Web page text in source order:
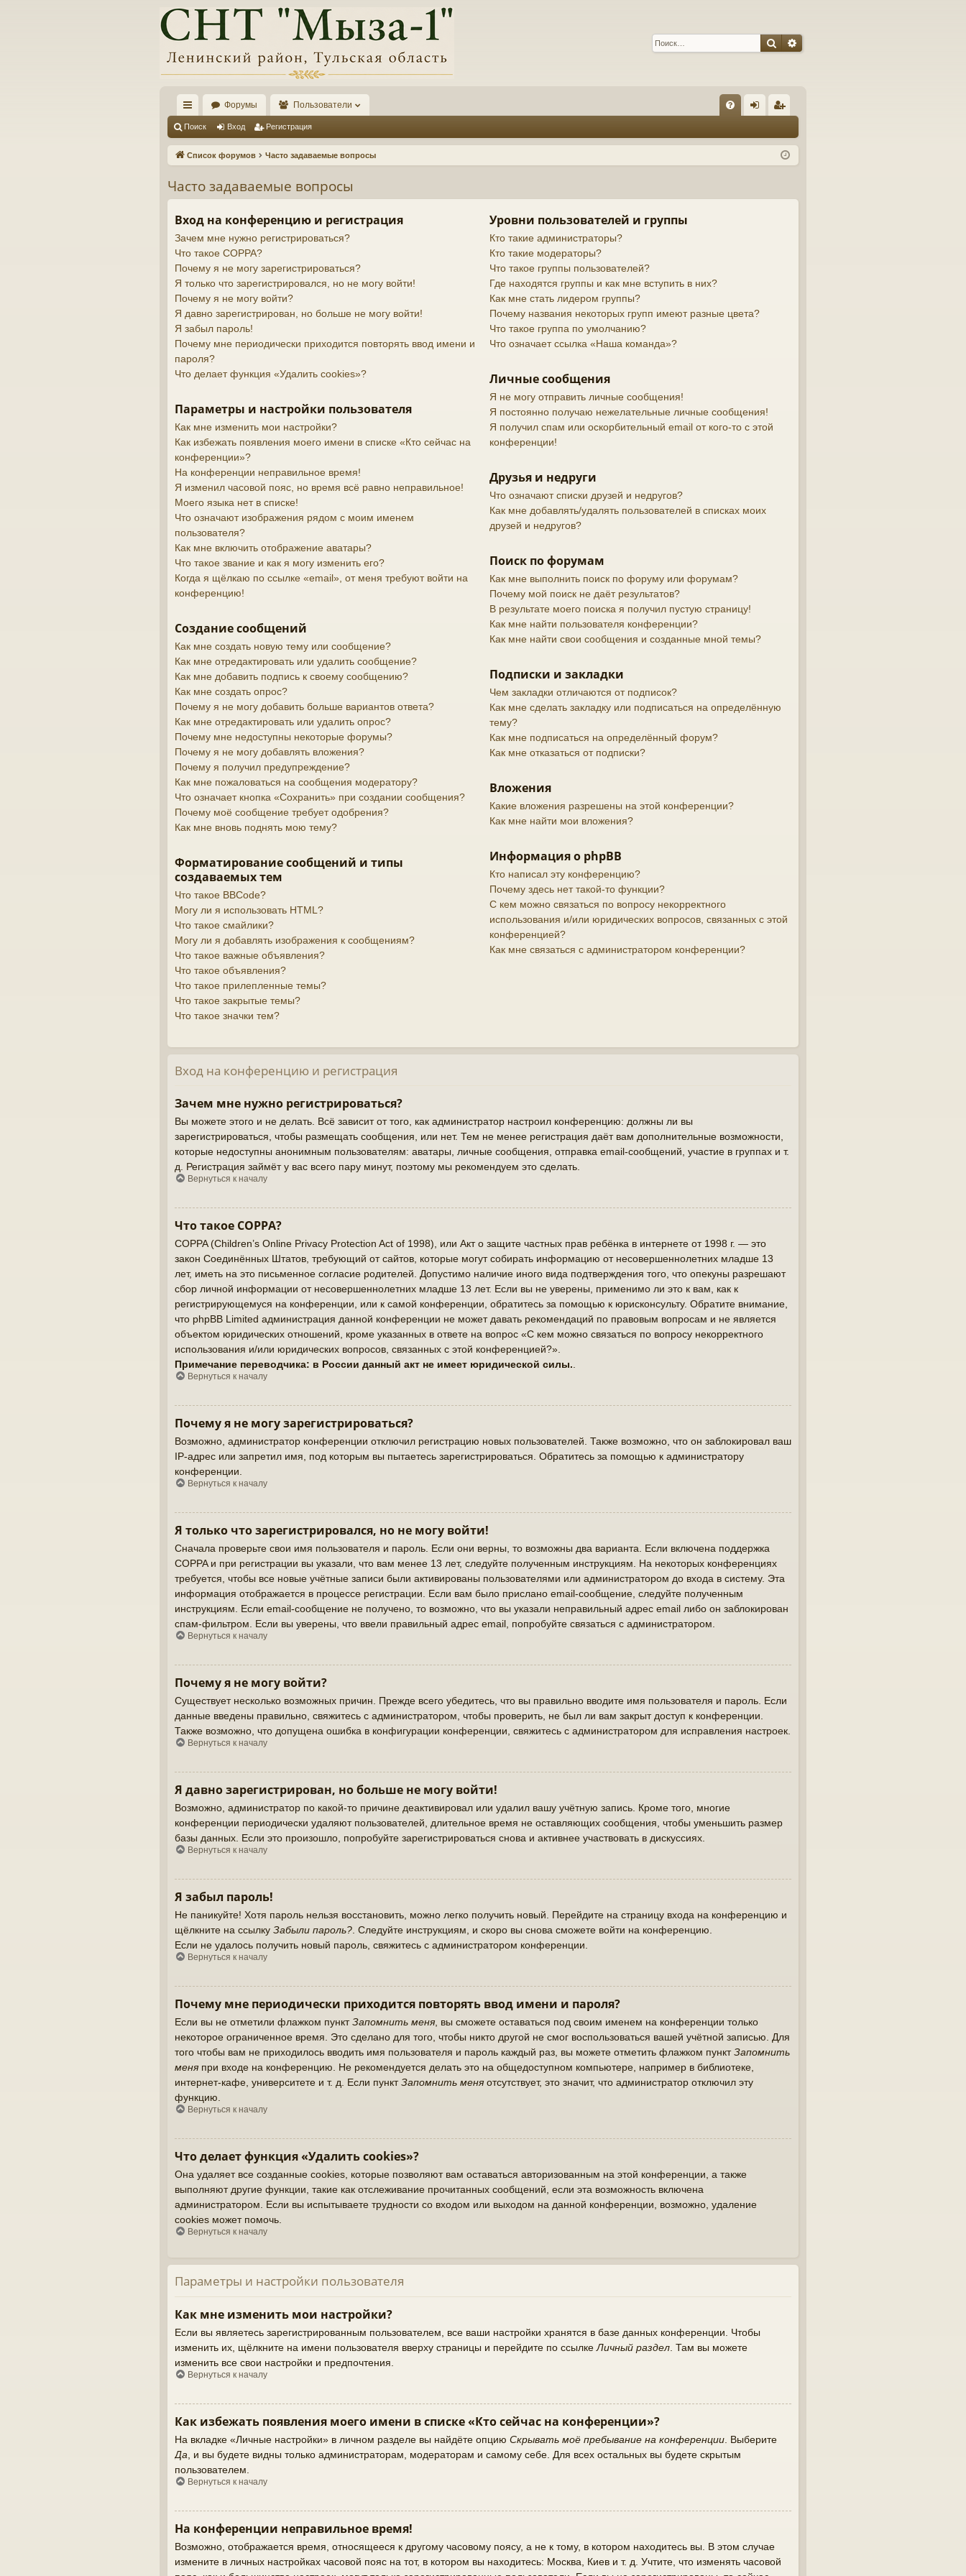
ПоискРасширенный поиск
с
ы
и
Форумы Пользователи
Q д ис
Поиск Вход Регистрация
Список форумов Часто задаваемые вопросы
Часто задаваемые вопросы
Вход на конференцию и регистрация
Зачем мне нужно регистрироваться?
Что такое COPPA?
Почему я не могу зарегистрироваться?
Я только что зарегистрировался, но не могу войти!
Почему я не могу войти?
Я давно зарегистрирован, но больше не могу войти!
Я забыл пароль!
Почему мне периодически приходится повторять ввод имени и
пароля?
Что делает функция «Удалить cookies»?
Параметры и настройки пользователя
Как мне изменить мои настройки?
Как избежать появления моего имени в списке «Кто сейчас на
конференции»?
На конференции неправильное время!
Я изменил часовой пояс, но время всё равно неправильное!
Моего языка нет в списке!
Что означают изображения рядом с моим именем
пользователя?
Как мне включить отображение аватары?
Что такое звание и как я могу изменить его?
Когда я щёлкаю по ссылке «email», от меня требуют войти на
конференцию!
Создание сообщений
Как мне создать новую тему или сообщение?
Как мне отредактировать или удалить сообщение?
Как мне добавить подпись к своему сообщению?
Как мне создать опрос?
Почему я не могу добавить больше вариантов ответа?
Как мне отредактировать или удалить опрос?
Почему мне недоступны некоторые форумы?
Почему я не могу добавлять вложения?
Почему я получил предупреждение?
Как мне пожаловаться на сообщения модератору?
Что означает кнопка «Сохранить» при создании сообщения?
Почему моё сообщение требует одобрения?
Как мне вновь поднять мою тему?
Форматирование сообщений и типы
создаваемых тем
Что такое BBCode?
Могу ли я использовать HTML?
Что такое смайлики?
Могу ли я добавлять изображения к сообщениям?
Что такое важные объявления?
Что такое объявления?
Что такое прилепленные темы?
Что такое закрытые темы?
Что такое значки тем?
Уровни пользователей и группы
Кто такие администраторы?
Кто такие модераторы?
Что такое группы пользователей?
Где находятся группы и как мне вступить в них?
Как мне стать лидером группы?
Почему названия некоторых групп имеют разные цвета?
Что такое группа по умолчанию?
Что означает ссылка «Наша команда»?
Личные сообщения
Я не могу отправить личные сообщения!
Я постоянно получаю нежелательные личные сообщения!
Я получил спам или оскорбительный email от кого-то с этой
конференции!
Друзья и недруги
Что означают списки друзей и недругов?
Как мне добавлять/удалять пользователей в списках моих
друзей и недругов?
Поиск по форумам
Как мне выполнить поиск по форуму или форумам?
Почему мой поиск не даёт результатов?
В результате моего поиска я получил пустую страницу!
Как мне найти пользователя конференции?
Как мне найти свои сообщения и созданные мной темы?
Подписки и закладки
Чем закладки отличаются от подписок?
Как мне сделать закладку или подписаться на определённую
тему?
Как мне подписаться на определённый форум?
Как мне отказаться от подписки?
Вложения
Какие вложения разрешены на этой конференции?
Как мне найти мои вложения?
Информация о phpBB
Кто написал эту конференцию?
Почему здесь нет такой-то функции?
С кем можно связаться по вопросу некорректного
использования и/или юридических вопросов, связанных с этой
конференцией?
Как мне связаться с администратором конференции?
Вход на конференцию и регистрация
Зачем мне нужно регистрироваться?
Вы можете этого и не делать. Всё зависит от того, как администратор настроил конференцию: должны ли вы
зарегистрироваться, чтобы размещать сообщения, или нет. Тем не менее регистрация даёт вам дополнительные возможности,
которые недоступны анонимным пользователям: аватары, личные сообщения, отправка email-сообщений, участие в группах и т.
д. Регистрация займёт у вас всего пару минут, поэтому мы рекомендуем это сделать.
Вернуться к началу
Что такое COPPA?
COPPA (Children’s Online Privacy Protection Act of 1998), или Акт о защите частных прав ребёнка в интернете от 1998 г. — это
закон Соединённых Штатов, требующий от сайтов, которые могут собирать информацию от несовершеннолетних младше 13
лет, иметь на это письменное согласие родителей. Допустимо наличие иного вида подтверждения того, что опекуны разрешают
сбор личной информации от несовершеннолетних младше 13 лет. Если вы не уверены, применимо ли это к вам, как к
регистрирующемуся на конференции, или к самой конференции, обратитесь за помощью к юрисконсульту. Обратите внимание,
что phpBB Limited администрация данной конференции не может давать рекомендаций по правовым вопросам и не является
объектом юридических отношений, кроме указанных в ответе на вопрос «С кем можно связаться по вопросу некорректного
использования и/или юридических вопросов, связанных с этой конференцией?».
Примечание переводчика: в России данный акт не имеет юридической силы..
Вернуться к началу
Почему я не могу зарегистрироваться?
Возможно, администратор конференции отключил регистрацию новых пользователей. Также возможно, что он заблокировал ваш
IP-адрес или запретил имя, под которым вы пытаетесь зарегистрироваться. Обратитесь за помощью к администратору
конференции.
Вернуться к началу
Я только что зарегистрировался, но не могу войти!
Сначала проверьте свои имя пользователя и пароль. Если они верны, то возможны два варианта. Если включена поддержка
COPPA и при регистрации вы указали, что вам менее 13 лет, следуйте полученным инструкциям. На некоторых конференциях
требуется, чтобы все новые учётные записи были активированы пользователями или администратором до входа в систему. Эта
информация отображается в процессе регистрации. Если вам было прислано email-сообщение, следуйте полученным
инструкциям. Если email-сообщение не получено, то возможно, что вы указали неправильный адрес email либо он заблокирован
спам-фильтром. Если вы уверены, что ввели правильный адрес email, попробуйте связаться с администратором.
Вернуться к началу
Почему я не могу войти?
Существует несколько возможных причин. Прежде всего убедитесь, что вы правильно вводите имя пользователя и пароль. Если
данные введены правильно, свяжитесь с администратором, чтобы проверить, не был ли вам закрыт доступ к конференции.
Также возможно, что допущена ошибка в конфигурации конференции, свяжитесь с администратором для исправления настроек.
Вернуться к началу
Я давно зарегистрирован, но больше не могу войти!
Возможно, администратор по какой-то причине деактивировал или удалил вашу учётную запись. Кроме того, многие
конференции периодически удаляют пользователей, длительное время не оставляющих сообщения, чтобы уменьшить размер
базы данных. Если это произошло, попробуйте зарегистрироваться снова и активнее участвовать в дискуссиях.
Вернуться к началу
Я забыл пароль!
Не паникуйте! Хотя пароль нельзя восстановить, можно легко получить новый. Перейдите на страницу входа на конференцию и
щёлкните на ссылку Забыли пароль?. Следуйте инструкциям, и скоро вы снова сможете войти на конференцию.
Если не удалось получить новый пароль, свяжитесь с администратором конференции.
Вернуться к началу
Почему мне периодически приходится повторять ввод имени и пароля?
Если вы не отметили флажком пунктЗапомнить меня, вы сможете оставаться под своим именем на конференции только
некоторое ограниченное время. Это сделано для того, чтобы никто другой не смог воспользоваться вашей учётной записью. Для
того чтобы вам не приходилось вводить имя пользователя и пароль каждый раз, вы можете отметить флажком пунктЗапомнить
меня при входе на конференцию. Не рекомендуется делать это на общедоступном компьютере, например в библиотеке,
интернет-кафе, университете и т. д. Если пунктЗапомнить меня отсутствует, это значит, что администратор отключил эту
функцию.
Вернуться к началу
Что делает функция «Удалить cookies»?
Она удаляет все созданные cookies, которые позволяют вам оставаться авторизованным на этой конференции, а также
выполняют другие функции, такие как отслеживание прочитанных сообщений, если эта возможность включена
администратором. Если вы испытываете трудности со входом или выходом на данной конференции, возможно, удаление
cookies может помочь.
Вернуться к началу
Параметры и настройки пользователя
Как мне изменить мои настройки?
Если вы являетесь зарегистрированным пользователем, все ваши настройки хранятся в базе данных конференции. Чтобы
изменить их, щёлкните на имени пользователя вверху страницы и перейдите по ссылке Личный раздел . Там вы можете
изменить все свои настройки и предпочтения.
Вернуться к началу
Как избежать появления моего имени в списке «Кто сейчас на конференции»?
На вкладке «Личные настройки» в личном разделе вы найдёте опцию Скрывать моё пребывание на конференции . Выберите
Да , и вы будете видны только администраторам, модераторам и самому себе. Для всех остальных вы будете скрытым
пользователем.
Вернуться к началу
На конференции неправильное время!
Возможно, отображается время, относящееся к другому часовому поясу, а не к тому, в котором находитесь вы. В этом случае
измените в личных настройках часовой пояс на тот, в котором вы находитесь: Москва, Киев и т. д. Учтите, что изменять часовой